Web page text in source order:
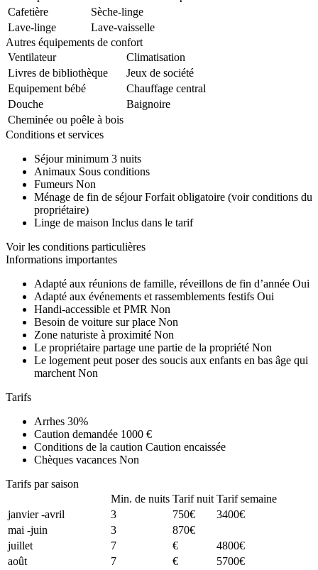
Cafetière
Sèche-linge
Lave-linge
Lave-vaisselle
Autres équipements de confort
Ventilateur
Climatisation
Livres de bibliothèque
Jeux de société
Equipement bébé
Chauffage central
Douche
Baignoire
Cheminée ou poêle à bois
Conditions et services
Séjour minimum 3 nuits
Animaux Sous conditions
Fumeurs Non
Ménage de fin de séjour Forfait obligatoire (voir conditions du
propriétaire)
Linge de maison Inclus dans le tarif
Voir les conditions particulières
Informations importantes
Adapté aux réunions de famille, réveillons de fin d’année Oui
Adapté aux événements et rassemblements festifs Oui
Handi-accessible et PMR Non
Besoin de voiture sur place Non
Zone naturiste à proximité Non
Le propriétaire partage une partie de la propriété Non
Le logement peut poser des soucis aux enfants en bas âge qui
marchent Non
Tarifs
Arrhes 30%
Caution demandée 1000 €
Conditions de la caution Caution encaissée
Chèques vacances Non
Tarifs par saison
Min. de nuits Tarif nuit Tarif semaine
janvier -avril
3 750€
3400€
mai -juin
3
870€
juillet
7 €
4800€
août
7 €
5700€